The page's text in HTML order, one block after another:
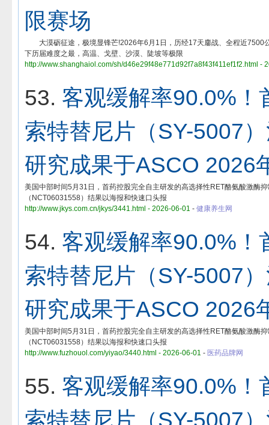
限赛场
大漠砺征途，极境显锋芒!2026年6月1日，历经17天鏖战、全程近7500
下历届难度之最，高温、戈壁、沙漠、陡坡等极限
http://www.shanghaiol.com/sh/d46e29f48e771d92f7a8f43f411ef1f2.html -
53. 客观缓解率90.0%！
索特替尼片（SY-5007
研究成果于ASCO 2026
美国中部时间5月31日，首药控股完全自主研发的高选择性RET酪氨酸激酶
（NCT06031558）结果以海报和快速口头报
http://www.jkys.com.cn/jkys/3441.html - 2026-06-01 - 健康养生网
54. 客观缓解率90.0%！
索特替尼片（SY-5007
研究成果于ASCO 2026
美国中部时间5月31日，首药控股完全自主研发的高选择性RET酪氨酸激酶
（NCT06031558）结果以海报和快速口头报
http://www.fuzhouol.com/yiyao/3440.html - 2026-06-01 - 医药品牌网
55. 客观缓解率90.0%！
索特替尼片（SY-5007